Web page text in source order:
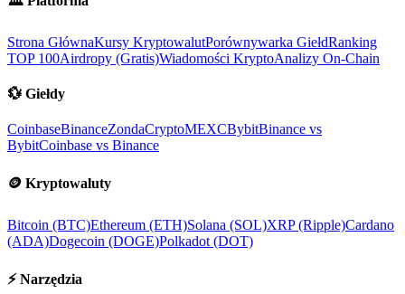
Strona GłównaKursy KryptowalutPorównywarka GiełdRanking
TOP 100Airdropy (Gratis)Wiadomości KryptoAnalizy On-Chain
💱 Giełdy
CoinbaseBinanceZondaCryptoMEXCBybitBinance vs
BybitCoinbase vs Binance
🪙 Kryptowaluty
Bitcoin (BTC)Ethereum (ETH)Solana (SOL)XRP (Ripple)Cardano
(ADA)Dogecoin (DOGE)Polkadot (DOT)
⚡ Narzędzia